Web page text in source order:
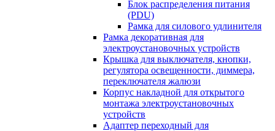
Блок распределения питания
(PDU)
Рамка для силового удлинителя
Рамка декоративная для
электроустановочных устройств
Крышка для выключателя, кнопки,
регулятора освещенности, диммера,
переключателя жалюзи
Корпус накладной для открытого
монтажа электроустановочных
устройств
Адаптер переходный для